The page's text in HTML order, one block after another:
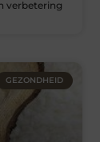
verbetering
GEZONDHEID